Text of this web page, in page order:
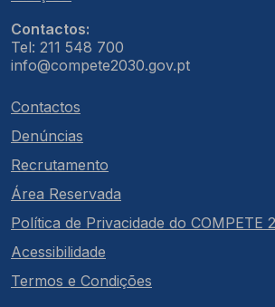
Contactos:
Tel: 211 548 700
info@compete2030.gov.pt
Contactos
Denúncias
Recrutamento
Área Reservada
Política de Privacidade do COMPETE
Acessibilidade
Termos e Condições